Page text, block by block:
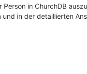
in ChurchDB
in der detaillierten